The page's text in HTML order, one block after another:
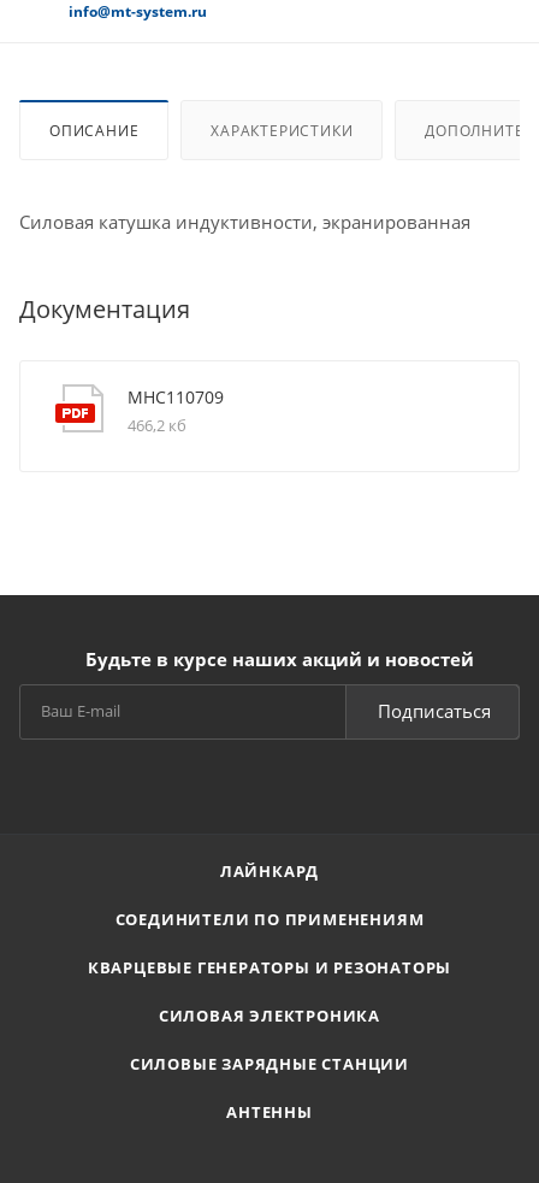
info@mt-system.ru
ОПИСАНИЕ ХАРАКТЕРИСТИКИ
Силовая катушка индуктивности, экранированная
Документация
MHC110709
466,2 кб
Будьте в курсе наших акций и новостей
Подписаться
ЛАЙНКАРД
СОЕДИНИТЕЛИ ПО ПРИМЕНЕНИЯМ
КВАРЦЕВЫЕ ГЕНЕРАТОРЫ И РЕЗОНАТОРЫ
СИЛОВАЯ ЭЛЕКТРОНИКА
СИЛОВЫЕ ЗАРЯДНЫЕ СТАНЦИИ
АНТЕННЫ